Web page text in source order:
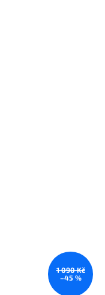
1 090 Kč
–45 %